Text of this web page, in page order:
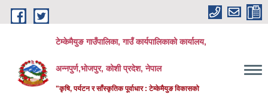
Skip to main content
टेम्केमैयुङ गाउँपालिका, गाउँ कार्यपालिकाको कार्यालय,
अन्नपुर्ण,भोजपुर, कोशी प्रदेश, नेपाल
"कृषि, पर्यटन र साँस्कृतिक पूर्वाधार : टेम्केमैयुङ विकासको